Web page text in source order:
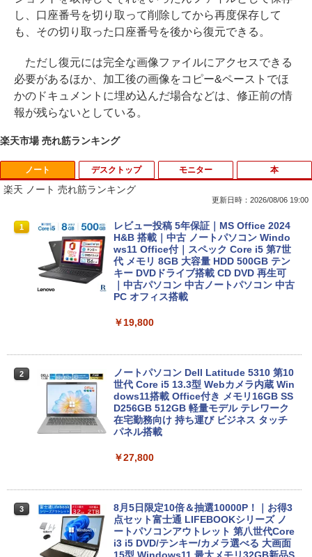
し、口座番号を切り取って削除してから再度保存して
も、その切り取った口座番号を後から復元できる。
ただし復元には完全な画像ファイルにアクセスできる
必要があるほか、加工後の画像をコピー&ペーストでほ
かのドキュメントに埋め込んだ場合などは、修正前の情
報が残らないとしている。
楽天市場 売れ筋ランキング
ノート
楽天 ノート 売れ筋ランキング
更新日時：2026/08/06 19:00
1
レビュー投稿 5年保証｜MS Office 2024
H&B 搭載｜中古 ノートパソコン Windo
ws11 Office付｜スペック Core i5 第7世
代 メモリ 8GB 大容量 HDD 500GB テン
キー DVDドライブ搭載 CD DVD 再生可
｜中古パソコン 中古ノートパソコン 中古
PC オフィス搭載
￥19,800
2
ノートパソコン Dell Latitude 5310 第10
世代 Core i5 13.3型 Webカメラ内蔵 Win
dows11搭載 Office付き メモリ16GB SS
D256GB 512GB 軽量モデル テレワーク
在宅勤務向け 持ち運び ビジネス タッチ
パネル搭載
￥27,800
3
8月5日限定10倍＆抽選10000P！｜お得3
点セット富士通 LIFEBOOKシリーズ ノ
ートパソコンアウトレット 第八世代Core
i3 i5 DVD/テンキー/カメラ選べる 大画面
15型 Windows11 最大メモリ32GB新品S
デスクトップ モニター 本